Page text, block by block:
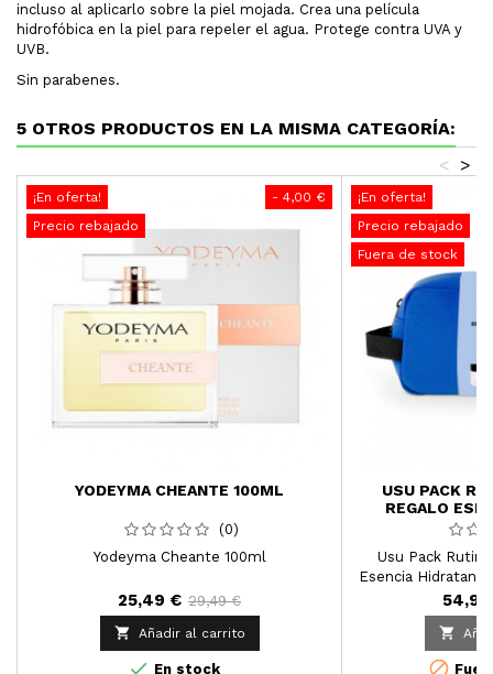
incluso al aplicarlo sobre la piel mojada. Crea una película
hidrofóbica en la piel para repeler el agua. Protege contra UVA y
UVB.
Sin parabenes.
5 OTROS PRODUCTOS EN LA MISMA CATEGORÍA:
>
<
- 4,00 €
¡En oferta!
Precio rebajado
YODEYMA CHEANTE 100ML
(0)
Yodeyma Cheante 100ml
25,49 € 29,49 €

Añadir al carrito
 En stock
¡En oferta!
Precio rebajado
Fuera de stock
USU PACK
REGALO
Usu Pack
Esencia
crema Universal
esencia hidratante

